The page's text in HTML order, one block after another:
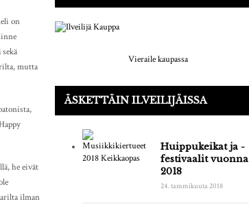
on
mutta
he eivät
ilman
Vieraile kaupassa
ÄSKETTÄIN ILVEILIJÄISSA
Huippukeikat ja -
festivaalit vuonna
2018
24. tammikuuta 2018